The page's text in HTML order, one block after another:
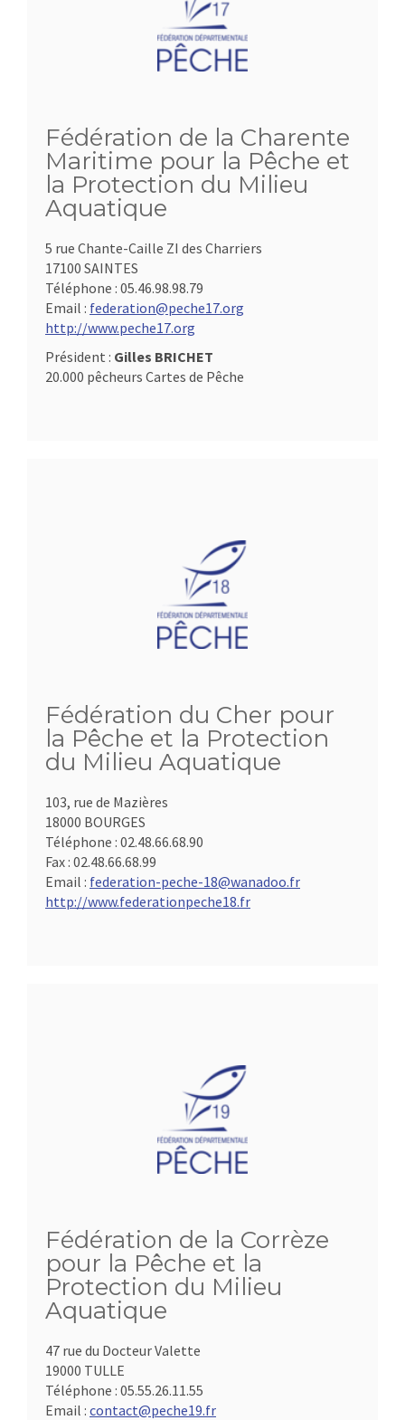
Fédération de la Charente
Maritime pour la Pêche et
la Protection du Milieu
Aquatique
5 rue Chante-Caille ZI des Charriers
17100 SAINTES
Téléphone : 05.46.98.98.79
Email : federation@peche17.org
http://www.peche17.org
Président : Gilles BRICHET
20.000 pêcheurs Cartes de Pêche
Fédération du Cher pour
la Pêche et la Protection
du Milieu Aquatique
103, rue de Mazières
18000 BOURGES
Téléphone : 02.48.66.68.90
Fax : 02.48.66.68.99
Email : federation-peche-18@wanadoo.fr
http://www.federationpeche18.fr
Fédération de la Corrèze
pour la Pêche et la
Protection du Milieu
Aquatique
47 rue du Docteur Valette
19000 TULLE
Téléphone : 05.55.26.11.55
Email : contact@peche19.fr